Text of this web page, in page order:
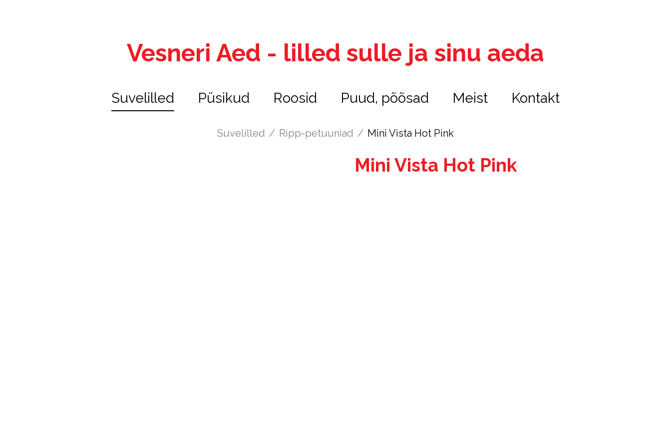
Vesneri Aed - lilled sulle ja sinu aeda
Suvelilled Püsikud Roosid Puud, põõsad Meist Kontakt
Suvelilled / Ripp-petuuniad / Mini Vista Hot Pink
Mini Vista Hot Pink